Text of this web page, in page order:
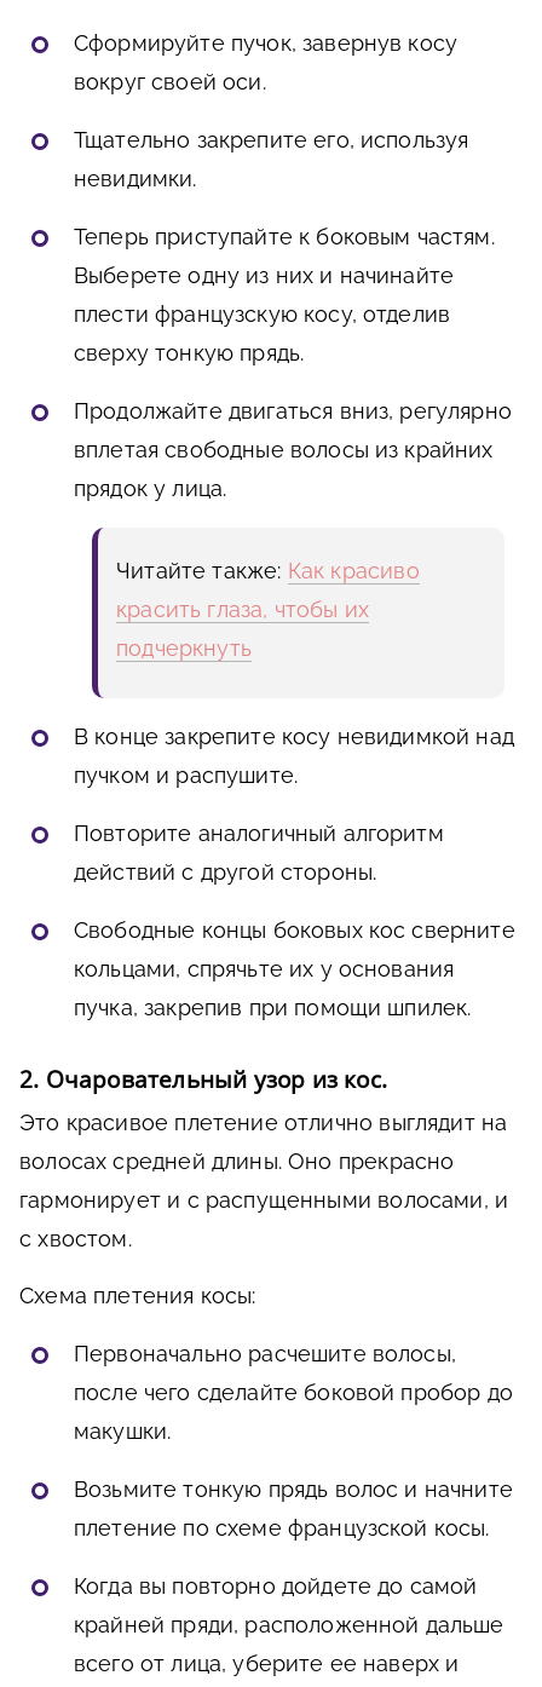
Сформируйте пучок, завернув косу
вокруг своей оси.
Тщательно закрепите его, используя
невидимки.
Теперь приступайте к боковым частям.
Выберете одну из них и начинайте
плести французскую косу, отделив
сверху тонкую прядь.
Продолжайте двигаться вниз, регулярно
вплетая свободные волосы из крайних
прядок у лица.
Читайте также: Как красиво
красить глаза, чтобы их
подчеркнуть
В конце закрепите косу невидимкой над
пучком и распушите.
Повторите аналогичный алгоритм
действий с другой стороны.
Свободные концы боковых кос сверните
кольцами, спрячьте их у основания
пучка, закрепив при помощи шпилек.
2. Очаровательный узор из кос.
Это красивое плетение отлично выглядит на
волосах средней длины. Оно прекрасно
гармонирует и с распущенными волосами, и
с хвостом.
Схема плетения косы:
Первоначально расчешите волосы,
после чего сделайте боковой пробор до
макушки.
Возьмите тонкую прядь волос и начните
плетение по схеме французской косы.
Когда вы повторно дойдете до самой
крайней пряди, расположенной дальше
всего от лица, уберите ее наверх и